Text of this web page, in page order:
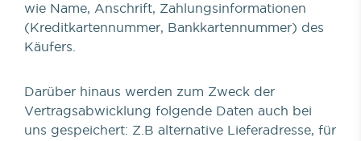
wie Name, Anschrift, Zahlungsinformationen
(Kreditkartennummer, Bankkartennummer) des
Käufers.
Darüber hinaus werden zum Zweck der
Vertragsabwicklung folgende Daten auch bei
uns gespeichert: Z.B alternative Lieferadresse, für